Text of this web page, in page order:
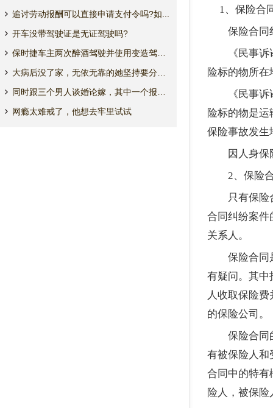
追讨劳动报酬可以直接申请支付令吗?如...
开车没带驾驶证是无证驾驶吗?
网瘾太难戒了，他想去牢里试试
1、 保险合
保险合同纠
《民事诉
险标的物所
《民事诉讼
险标的物是
保险事故发生
因人身保险
2、 保险
只有保险合
合同纠纷案件
关系人。
保险合同是
有疑问。其中
人收取保险
的保险公司。
保险合同的
有被保险人和
合同中的特有
险人，被保